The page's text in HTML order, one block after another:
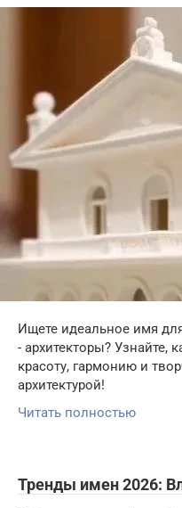
Ищете идеальное имя
- архитекторы? Узнайте,
красоту, гармонию и
архитектурой!
Читать полностью
Тренды имен 2026: